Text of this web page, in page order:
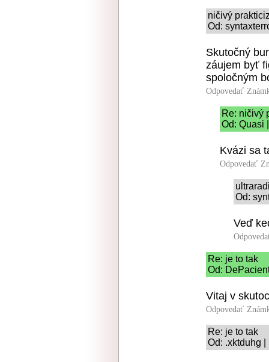
ničivý
Od:
Skutočný
záujem byť
spoločným
Odpovedať
Re: ničivý
Od: Quasi
Kvázi sa
Odpovedať
Od:
Veď
Re: je to tak
Od:
Vitaj v
Odpovedať
Re: je to tak
Od: .xktduhg